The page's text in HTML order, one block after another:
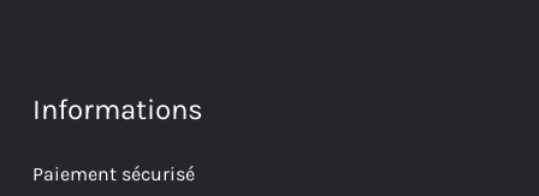
Informations
Paiement sécurisé